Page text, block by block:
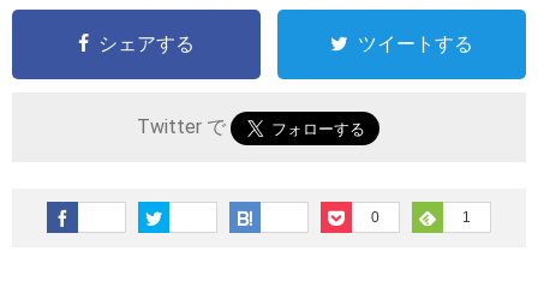
シェアする ツイートする
Twitter で
0 1